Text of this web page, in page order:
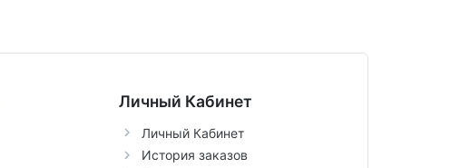
Личный Кабинет
Личный Кабинет
История заказов